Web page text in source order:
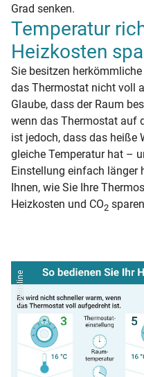
Grad senken.
Temperatur
Heizkosten
Sie besitzen
das Thermostat nicht voll
Glaube, dass der Raum
wenn das Thermostat auf
ist jedoch, dass das heiße
gleiche Temperatur hat –
Einstellung einfach länger
Ihnen, wie Sie Ihre
Heizkosten und CO2
co2online